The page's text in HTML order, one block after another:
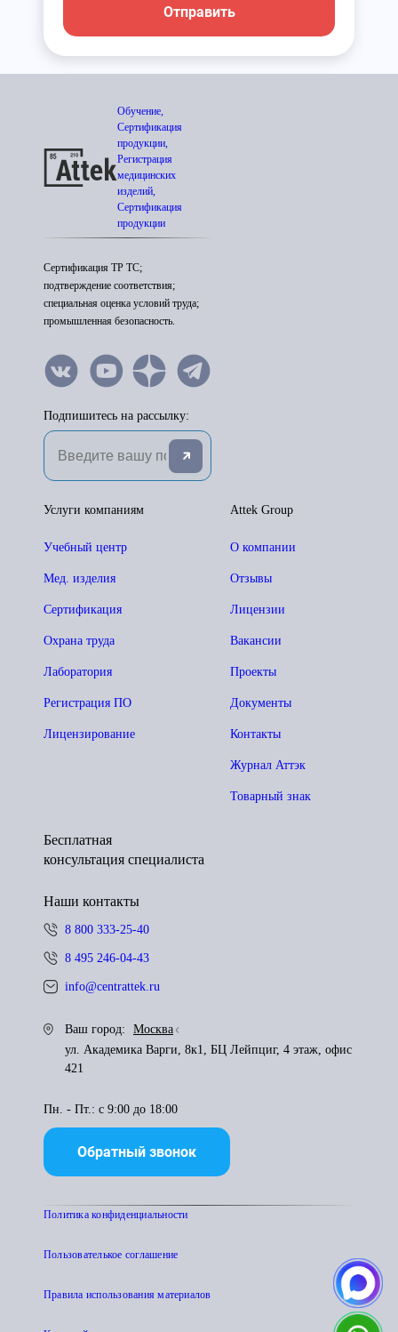
Отправить
Обучение,
Сертификация
продукции,
Регистрация
медицинских
изделий,
Сертификация
продукции
Сертификация ТР ТС;
подтверждение соответствия;
специальная оценка условий труда;
промышленная безопасность.
Подпишитесь на рассылку:
Attek Group
О компании
Отзывы
Лицензии
Вакансии
Проекты
Документы
Контакты
Журнал Аттэк
Товарный знак
Услуги компаниям
Учебный центр
Мед. изделия
Сертификация
Охрана труда
Лаборатория
Регистрация ПО
Лицензирование
Бесплатная
консультация специалиста
Наши контакты
8 800 333-25-40
8 495 246-04-43
info@centrattek.ru
Ваш город:
Москва
ул. Академика Варги, 8к1, БЦ Лейпциг, 4 этаж, офис
421
Пн. - Пт.: с 9:00 до 18:00
Обратный звонок
Политика конфиденциальности
Пользователькое соглашение
Правила использования материалов